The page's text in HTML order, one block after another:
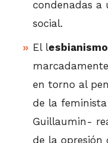
condenadas a
social.
El l
en torno al
de la
Guillaumin-
de la opresión